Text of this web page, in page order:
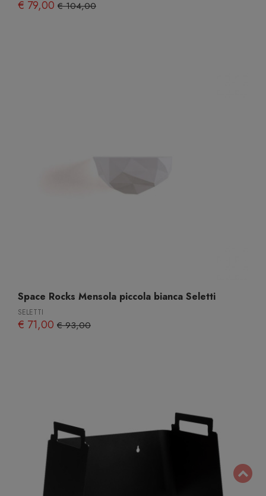
€ 79,00 € 104,00
Space Rocks Mensola piccola bianca Seletti
SELETTI
€ 71,00 € 93,00